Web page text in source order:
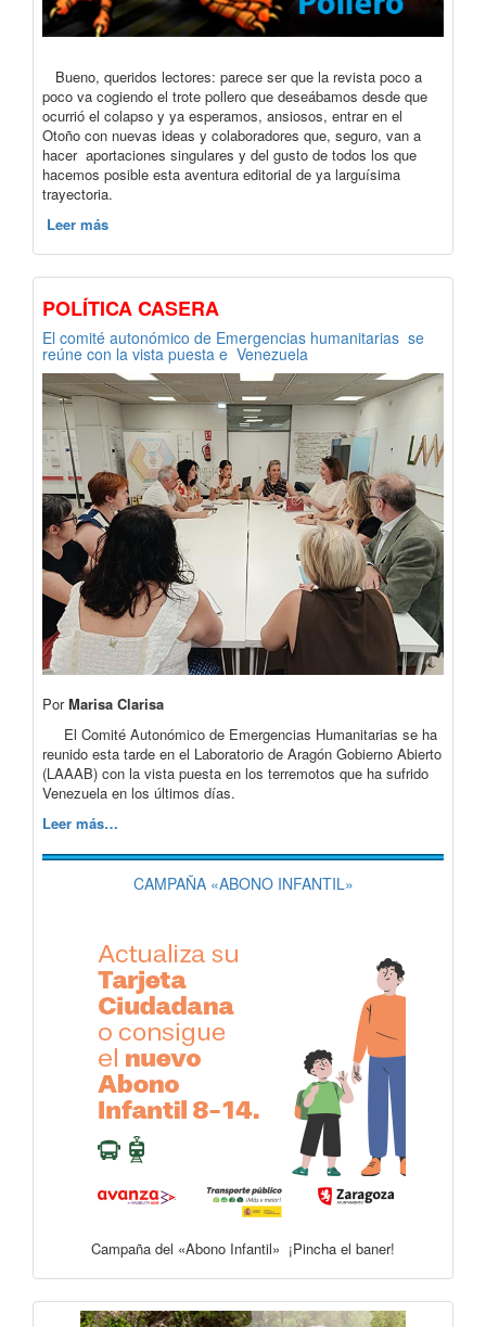
Bueno, queridos lectores: parece ser que la revista poco a
poco va cogiendo el trote pollero que deseábamos desde que
ocurrió el colapso y ya esperamos, ansiosos, entrar en el
Otoño con nuevas ideas y colaboradores que, seguro, van a
hacer aportaciones singulares y del gusto de todos los que
hacemos posible esta aventura editorial de ya larguísima
trayectoria.
Leer más
POLÍTICA CASERA
El comité autonómico de Emergencias humanitarias se
reúne con la vista puesta e Venezuela
PorMarisa Clarisa
El Comité Autonómico de Emergencias Humanitarias se ha
reunido esta tarde en el Laboratorio de Aragón Gobierno Abierto
(LAAAB) con la vista puesta en los terremotos que ha sufrido
Venezuela en los últimos días.
Leer más…
CAMPAÑA «ABONO INFANTIL»
Campaña del «Abono Infantil» ¡Pincha el baner!